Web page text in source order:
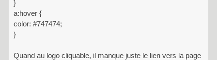
}
a:hover {
color: #747474;
}
Quand au logo cliquable, il manque juste le lien vers la page